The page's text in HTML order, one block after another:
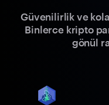
Güvenilirlik ve
Binlerce kripto
gönül